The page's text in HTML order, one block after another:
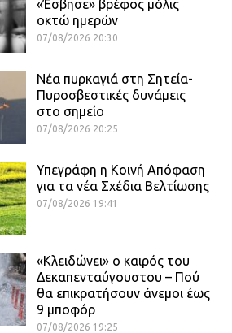
«Έσβησε» βρέφος μόλις
οκτώ ημερών
07/08/2026 20:30
Νέα πυρκαγιά στη Σητεία-
Πυροσβεστικές δυνάμεις
στο σημείο
07/08/2026 20:25
Υπεγράφη η Κοινή Απόφαση
για τα νέα Σχέδια Βελτίωσης
07/08/2026 19:41
«Κλειδώνει» ο καιρός του
Δεκαπενταύγουστου – Πού
θα επικρατήσουν άνεμοι έως
9 μποφόρ
07/08/2026 19:25